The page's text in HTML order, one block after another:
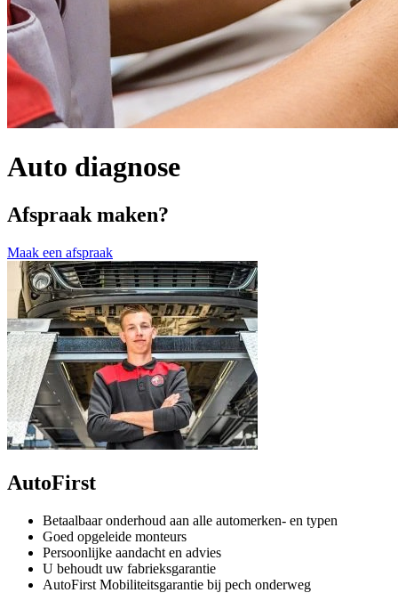
Auto diagnose
Afspraak maken?
Maak een afspraak
AutoFirst
Betaalbaar onderhoud aan alle automerken- en typen
Goed opgeleide monteurs
Persoonlijke aandacht en advies
U behoudt uw fabrieksgarantie
AutoFirst Mobiliteitsgarantie bij pech onderweg